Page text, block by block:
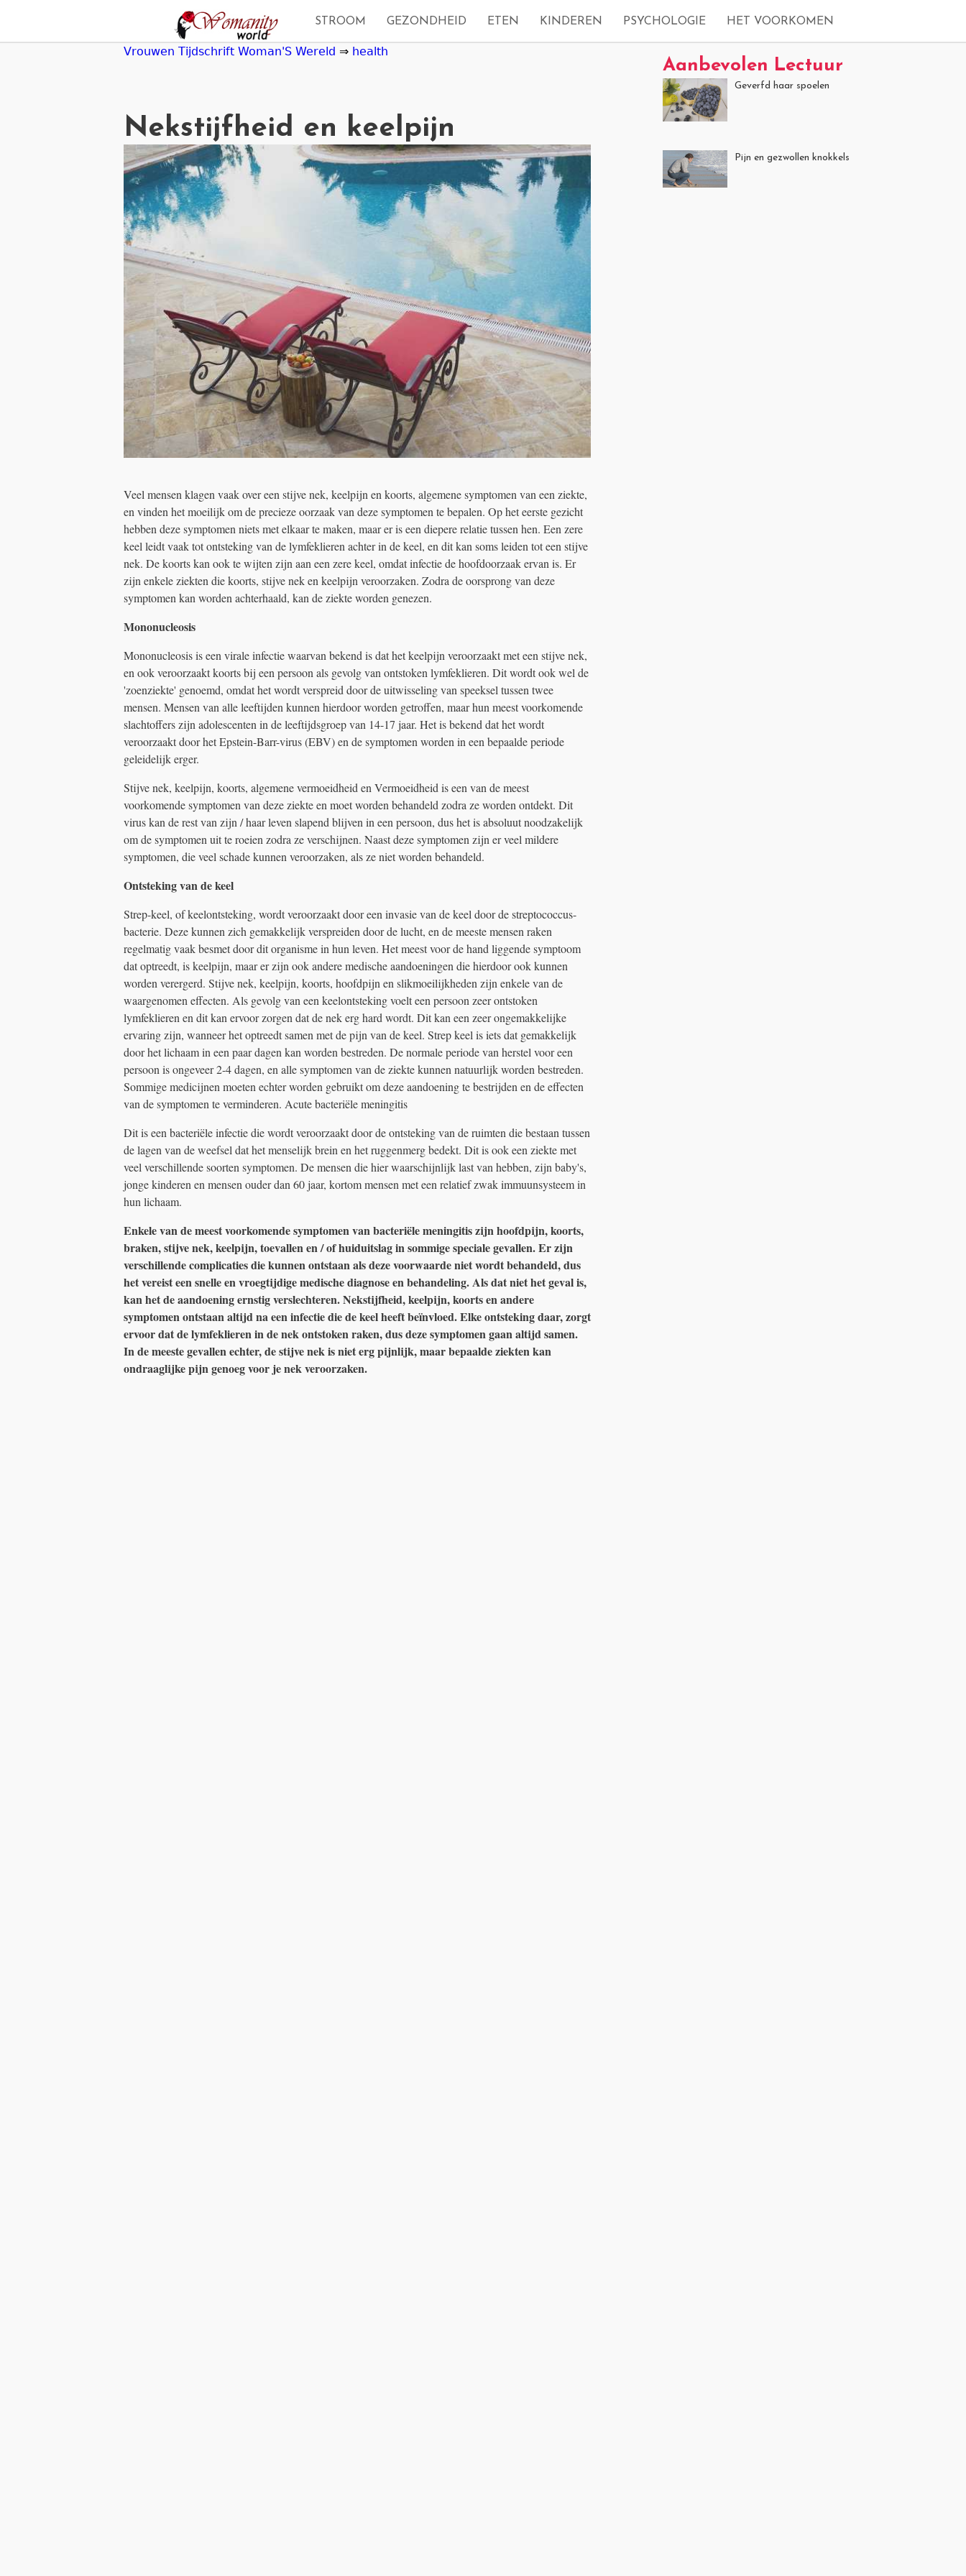
navigation
STROOM GEZONDHEID ETEN KINDEREN PSYCHOLOGIE HET VOORKOMEN
Vrouwen Tijdschrift Woman'S Wereld ⇒ health
Nekstijfheid en keelpijn
Veel mensen klagen vaak over een stijve nek, keelpijn en koorts, algemene symptomen van een ziekte,
en vinden het moeilijk om de precieze oorzaak van deze symptomen te bepalen. Op het eerste gezicht
hebben deze symptomen niets met elkaar te maken, maar er is een diepere relatie tussen hen. Een zere
keel leidt vaak tot ontsteking van de lymfeklieren achter in de keel, en dit kan soms leiden tot een stijve
nek. De koorts kan ook te wijten zijn aan een zere keel, omdat infectie de hoofdoorzaak ervan is. Er
zijn enkele ziekten die koorts, stijve nek en keelpijn veroorzaken. Zodra de oorsprong van deze
symptomen kan worden achterhaald, kan de ziekte worden genezen.
Mononucleosis
Mononucleosis is een virale infectie waarvan bekend is dat het keelpijn veroorzaakt met een stijve nek,
en ook veroorzaakt koorts bij een persoon als gevolg van ontstoken lymfeklieren. Dit wordt ook wel de
'zoenziekte' genoemd, omdat het wordt verspreid door de uitwisseling van speeksel tussen twee
mensen. Mensen van alle leeftijden kunnen hierdoor worden getroffen, maar hun meest voorkomende
slachtoffers zijn adolescenten in de leeftijdsgroep van 14-17 jaar. Het is bekend dat het wordt
veroorzaakt door het Epstein-Barr-virus (EBV) en de symptomen worden in een bepaalde periode
geleidelijk erger.
Stijve nek, keelpijn, koorts, algemene vermoeidheid en Vermoeidheid is een van de meest
voorkomende symptomen van deze ziekte en moet worden behandeld zodra ze worden ontdekt. Dit
virus kan de rest van zijn / haar leven slapend blijven in een persoon, dus het is absoluut noodzakelijk
om de symptomen uit te roeien zodra ze verschijnen. Naast deze symptomen zijn er veel mildere
symptomen, die veel schade kunnen veroorzaken, als ze niet worden behandeld.
Ontsteking van de keel
Strep-keel, of keelontsteking, wordt veroorzaakt door een invasie van de keel door de streptococcus-
bacterie. Deze kunnen zich gemakkelijk verspreiden door de lucht, en de meeste mensen raken
regelmatig vaak besmet door dit organisme in hun leven. Het meest voor de hand liggende symptoom
dat optreedt, is keelpijn, maar er zijn ook andere medische aandoeningen die hierdoor ook kunnen
worden verergerd. Stijve nek, keelpijn, koorts, hoofdpijn en slikmoeilijkheden zijn enkele van de
waargenomen effecten. Als gevolg van een keelontsteking voelt een persoon zeer ontstoken
lymfeklieren en dit kan ervoor zorgen dat de nek erg hard wordt. Dit kan een zeer ongemakkelijke
ervaring zijn, wanneer het optreedt samen met de pijn van de keel. Strep keel is iets dat gemakkelijk
door het lichaam in een paar dagen kan worden bestreden. De normale periode van herstel voor een
persoon is ongeveer 2-4 dagen, en alle symptomen van de ziekte kunnen natuurlijk worden bestreden.
Sommige medicijnen moeten echter worden gebruikt om deze aandoening te bestrijden en de effecten
van de symptomen te verminderen. Acute bacteriële meningitis
Dit is een bacteriële infectie die wordt veroorzaakt door de ontsteking van de ruimten die bestaan ​​tussen
de lagen van de weefsel dat het menselijk brein en het ruggenmerg bedekt. Dit is ook een ziekte met
veel verschillende soorten symptomen. De mensen die hier waarschijnlijk last van hebben, zijn baby's,
jonge kinderen en mensen ouder dan 60 jaar, kortom mensen met een relatief zwak immuunsysteem in
hun lichaam.
Enkele van de meest voorkomende symptomen van bacteriële meningitis zijn hoofdpijn, koorts,
braken, stijve nek, keelpijn, toevallen en / of huiduitslag in sommige speciale gevallen. Er zijn
verschillende complicaties die kunnen ontstaan ​​als deze voorwaarde niet wordt behandeld, dus
het vereist een snelle en vroegtijdige medische diagnose en behandeling. Als dat niet het geval is,
kan het de aandoening ernstig verslechteren.Nekstijfheid, keelpijn, koorts en andere
symptomen ontstaan ​​altijd na een infectie die de keel heeft beïnvloed. Elke ontsteking daar, zorgt
ervoor dat de lymfeklieren in de nek ontstoken raken, dus deze symptomen gaan altijd samen.
In de meeste gevallen echter, de stijve nek is niet erg pijnlijk, maar bepaalde ziekten kan
ondraaglijke pijn genoeg voor je nek veroorzaken.
Aanbevolen Lectuur
Geverfd haar spoelen
Pijn en gezwollen knokkels